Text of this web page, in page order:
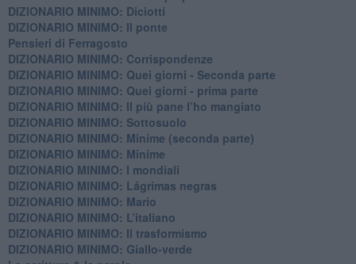
DIZIONARIO MINIMO: Diciotti
DIZIONARIO MINIMO: Il ponte
Pensieri di Ferragosto
DIZIONARIO MINIMO: Corrispondenze
DIZIONARIO MINIMO: Quei giorni - Seconda parte
DIZIONARIO MINIMO: Quei giorni - prima parte
DIZIONARIO MINIMO: Il più pane l’ho mangiato
DIZIONARIO MINIMO: Sottosuolo
DIZIONARIO MINIMO: Minime (seconda parte)
DIZIONARIO MINIMO: Minime
DIZIONARIO MINIMO: ​I mondiali
DIZIONARIO MINIMO: ​Lágrimas negras
DIZIONARIO MINIMO: Mario
DIZIONARIO MINIMO: L’italiano
DIZIONARIO MINIMO: Il trasformismo
DIZIONARIO MINIMO: Giallo-verde